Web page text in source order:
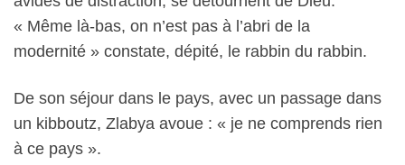
« Même là-bas, on n’est pas à l’abri de la
modernité » constate, dépité, le rabbin du rabbin.
De son séjour dans le pays, avec un passage dans
un kibboutz, Zlabya avoue : « je ne comprends rien
à ce pays ».